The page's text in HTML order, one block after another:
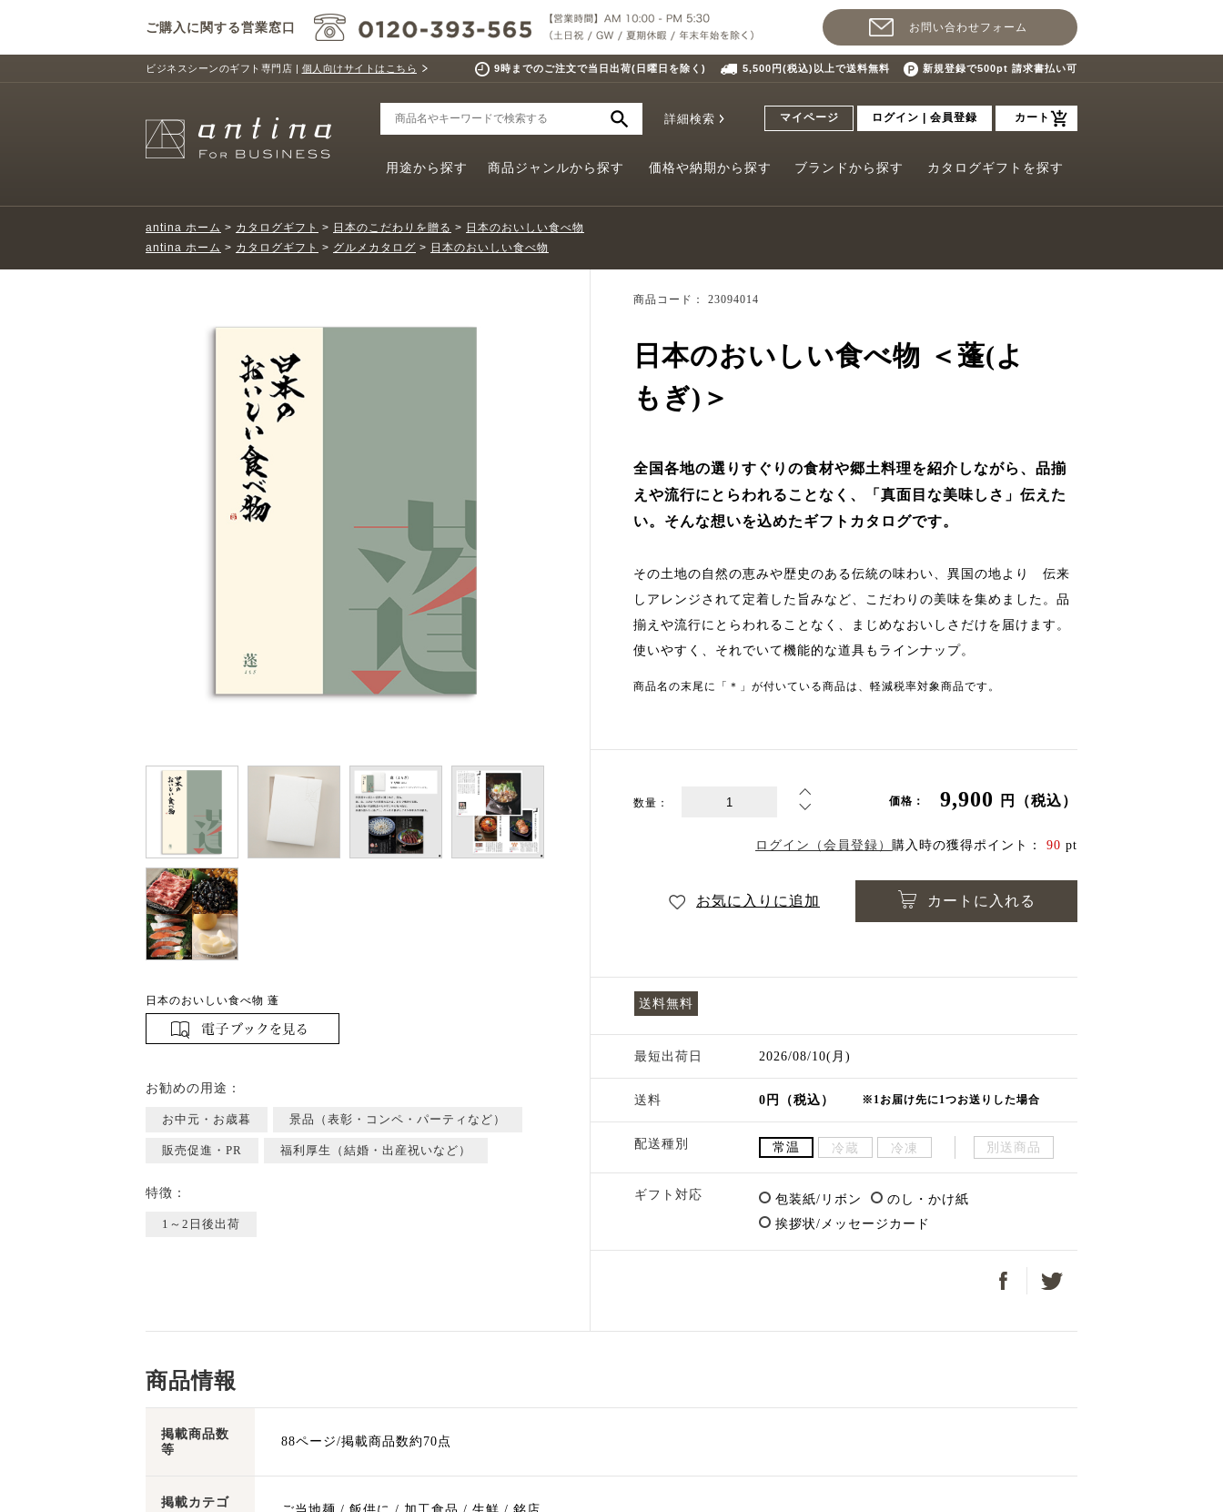
ご購入に関する営業窓口 お問い合わせフォーム
ビジネスシーンのギフト専門店 | 個人向けサイトはこちら 9時までのご注文で当日出荷(日曜日を除く) 5,500円(税込)以上で送料無料 新規登録で500pt 請求書払い可
詳細検索 マイページ ログイン | 会員登録 カート
用途から探す 商品ジャンルから探す 価格や納期から探す ブランドから探す カタログギフトを探す
antina ホーム > カタログギフト > 日本のこだわりを贈る > 日本のおいしい食べ物
antina ホーム > カタログギフト > グルメカタログ > 日本のおいしい食べ物
日本のおいしい食べ物 蓬
お勧めの用途：
お中元・お歳暮 景品（表彰・コンペ・パーティなど）
販売促進・PR 福利厚生（結婚・出産祝いなど）
特徴：
1～2日後出荷
商品コード： 23094014
日本のおいしい食べ物 ＜蓬(よ
もぎ)＞
全国各地の選りすぐりの食材や郷土料理を紹介しながら、品揃
えや流行にとらわれることなく、「真面目な美味しさ」伝えた
い。そんな想いを込めたギフトカタログです。
その土地の自然の恵みや歴史のある伝統の味わい、異国の地より 伝来
しアレンジされて定着した旨みなど、こだわりの美味を集めました。品
揃えや流行にとらわれることなく、まじめなおいしさだけを届けます。
使いやすく、それでいて機能的な道具もラインナップ。
商品名の末尾に「＊」が付いている商品は、軽減税率対象商品です。
数量： 価格： 9,900 円（税込）
ログイン（会員登録） 購入時の獲得ポイント： 90 pt
お気に入りに追加 カートに入れる
送料無料
最短出荷日 2026/08/10(月)
送料 0円（税込） ※1お届け先に1つお送りした場合
配送種別 常温 冷蔵 冷凍 別送商品
ギフト対応 包装紙/リボン
のし・かけ紙
挨拶状/メッセージカード
商品情報
掲載商品数
等
88ページ/掲載商品数約70点
掲載カテゴ